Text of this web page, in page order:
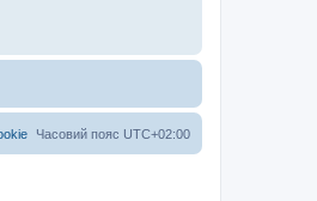
Часовий пояс UTC+02:00